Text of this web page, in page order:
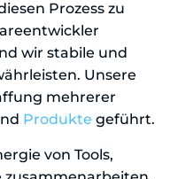
Prozess zu
wir stabile und
Unsere
mehrerer
Produkte geführt.
von Tools,